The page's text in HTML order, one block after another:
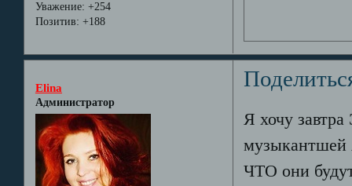
Уважение: +254
Позитив: +188
Elina
Администратор
Я хочу
музыкантшей
ЧТО они